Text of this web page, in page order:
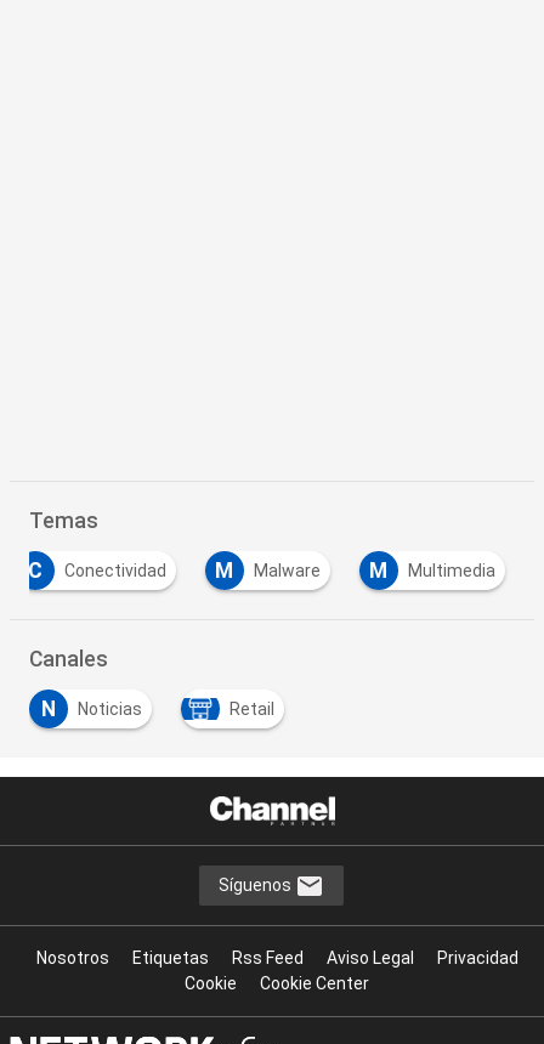
Temas
C Conectividad M Malware M Multimedia
Canales
N Noticias Retail
Síguenos
Nosotros Etiquetas Rss Feed Aviso Legal
Privacidad
Cookie
Cookie Center